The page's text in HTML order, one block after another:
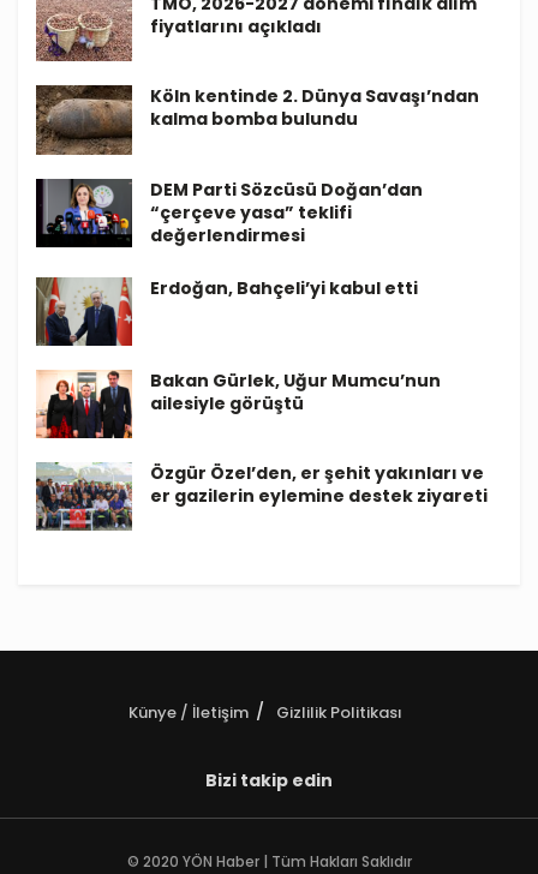
fiyatlarını açıkladı
Köln kentinde 2. Dünya Savaşı’ndan
kalma bomba bulundu
DEM Parti Sözcüsü Doğan’dan
“çerçeve yasa” teklifi
değerlendirmesi
Erdoğan, Bahçeli’yi kabul etti
Bakan Gürlek, Uğur Mumcu’nun
ailesiyle görüştü
Özgür Özel’den, er şehit yakınları ve
er gazilerin eylemine destek ziyareti
Künye / İletişim Gizlilik Politikası
Bizi takip edin
© 2020 YÖN Haber | Tüm Hakları Saklıdır